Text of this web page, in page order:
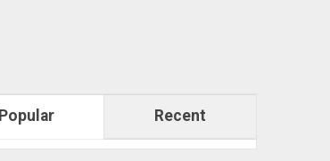
Popular Recent